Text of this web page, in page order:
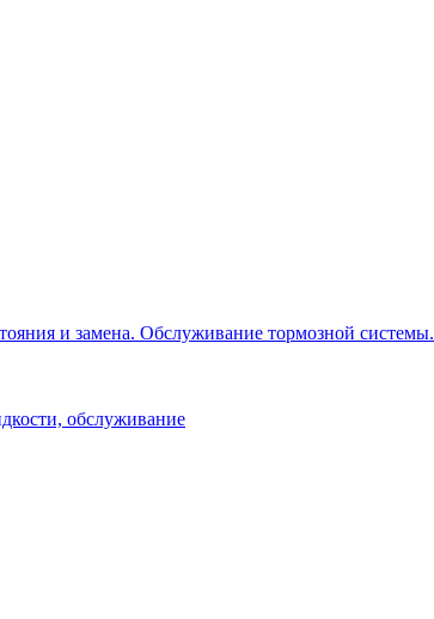
и замена. Обслуживание тормозной системы.
обслуживание